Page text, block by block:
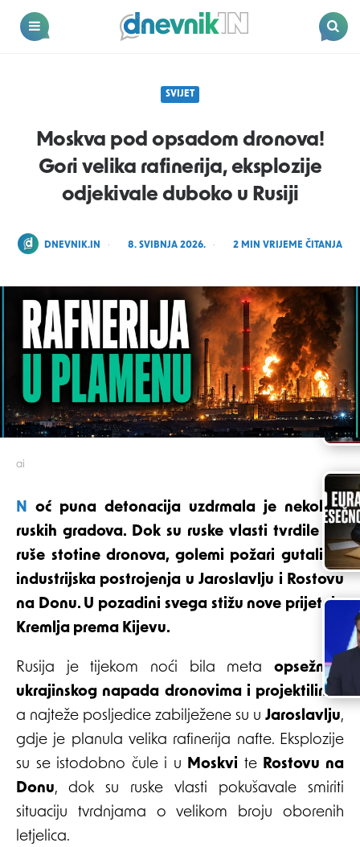
Dnevnik.in
ai
SVIJET
Moskva pod opsadom dronova!
Gori velika rafinerija, eksplozije
odjekivale duboko u Rusiji
POSTED
DNEVNIK.IN 8. SVIBNJA 2026. 2 MIN VRIJEME ČITANJA
Noć puna detonacija uzdrmala je nekoliko
ruskih gradova. Dok su ruske vlasti tvrdile da
ruše stotine dronova, golemi požari gutali su
industrijska postrojenja u Jaroslavlju i Rostovu
na Donu. U pozadini svega stižu nove prijetnje
Kremlja prema Kijevu.
Rusija je tijekom noći bila meta opsežnog
ukrajinskog napada dronovima i projektilima
a najteže posljedice zabilježene su u Jaroslavlju,
gdje je planula velika rafinerija nafte. Eksplozije
su se istodobno čule i u
Moskvi te Rostovu na
Donu, dok su ruske vlasti pokušavale smiriti
situaciju tvrdnjama o velikom broju oborenih
letjelica.